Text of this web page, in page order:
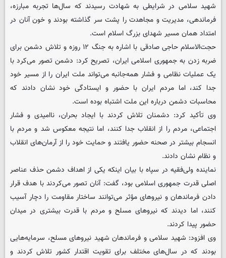
شهید سلامی در شرایطی به شهادت رسیدند که سال‌ها تجربه مبارزه،
فرماندهی، مدیریت و مجاهدت را پشت سر گذاشته بودند و خون آنان در
امتداد همان مسیر شهدای بزرگ اسلام است.
حجت‌الاسلام حاجی صادقی با اشاره به جنگ ۱۲ روزه و تلاش دشمن برای
ضربه زدن به جمهوری اسلامی ایران، تصریح کرد: دشمن تصور می‌کرد با
یک عملیات نظامی و فشار همه‌جانبه می‌تواند ملت ایران را از مسیر خود
جدا کند، اما مردم ایران با حضور و ایستادگی خود نشان دادند که
محاسبات دشمن درباره این ملت اشتباه بوده است.
وی تأکید کرد: دشمنان تلاش کردند با ایجاد بحران، ناامیدی و فشار
اجتماعی، مردم را از انقلاب جدا کنند، اما نتیجه معکوس شد و مردم با
انسجام بیشتر در صحنه حضور یافتند و حمایت خود را از آرمان‌های انقلاب
و نظام نشان دادند.
نماینده ولی‌فقیه در سپاه با بیان اینکه یکی از اهداف دشمن حذف عناصر
اصلی قدرت جمهوری اسلامی بود، گفت: آنان تصور می‌کردند با هدف قرار
دادن فرماندهان و نیروهای مؤثر می‌توانند ساختار مقاومت را دچار آسیب
کنند، اما دیدند که نیروهای مسلح و مردم با قدرت بیشتری در میدان
حضور پیدا کردند.
وی افزود: شهید سلامی و فرماندهان شهید نیروهای مسلح، سرمایه‌هایی
بودند که در سال‌های مختلف برای تقویت اقتدار کشور تلاش کردند و